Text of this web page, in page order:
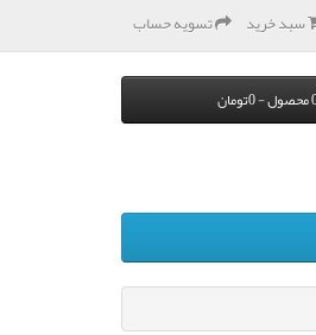
سبد خرید تسویه حساب